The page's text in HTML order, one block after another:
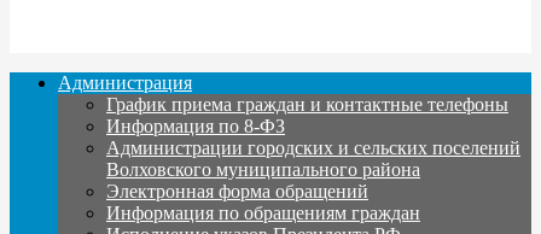
Администрация
График приема граждан и контактные телефоны
Информация по 8-ФЗ
Администрации городских и сельских поселений
Волховского муниципального района
Электронная форма обращений
Информация по обращениям граждан